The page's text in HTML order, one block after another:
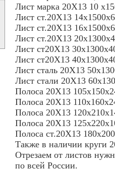
Лист марка 20Х13 10
Лист ст.20Х13
Лист ст.20Х13
Лист ст.20Х13
Лист ст20Х13
Лист ст20Х13
Лист сталь 20Х13
Лист стали 20Х13
Полоса 20Х13
Полоса 20Х13
Полоса 20Х13
Полоса 20Х13
Полоса ст.20Х13
Также в наличии круги
Отрезаем от листов
по всей России.